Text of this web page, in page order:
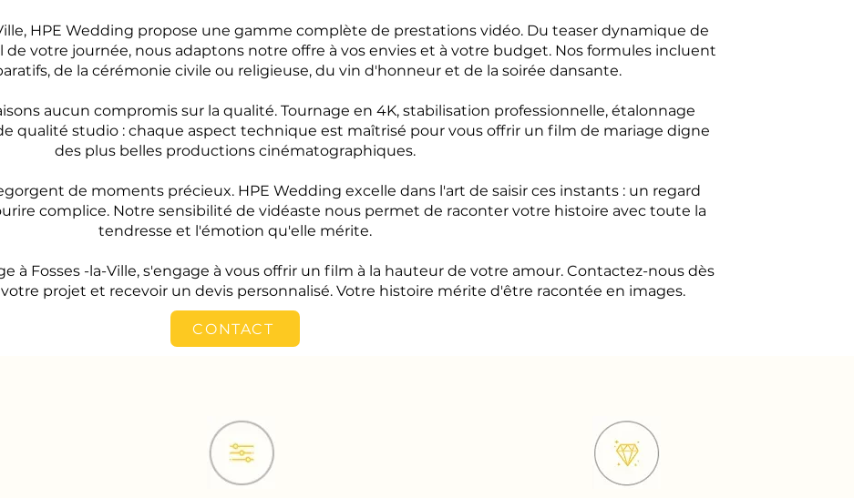
HPE Wedding propose une gamme complète de prestations vidéo. Du teaser dynamique de
votre journée, nous adaptons notre offre à vos envies et à votre budget. Nos formules incluent
de la cérémonie civile ou religieuse, du vin d'honneur et de la soirée dansante.
aucun compromis sur la qualité. Tournage en 4K, stabilisation professionnelle, étalonnage
qualité studio : chaque aspect technique est maîtrisé pour vous offrir un film de mariage digne
des plus belles productions cinématographiques.
de moments précieux. HPE Wedding excelle dans l'art de saisir ces instants : un regard
complice. Notre sensibilité de vidéaste nous permet de raconter votre histoire avec toute la
tendresse et l'émotion qu'elle mérite.
à Fosses -la-Ville, s'engage à vous offrir un film à la hauteur de votre amour. Contactez-nous dès
projet et recevoir un devis personnalisé. Votre histoire mérite d'être racontée en images.
CONTACT